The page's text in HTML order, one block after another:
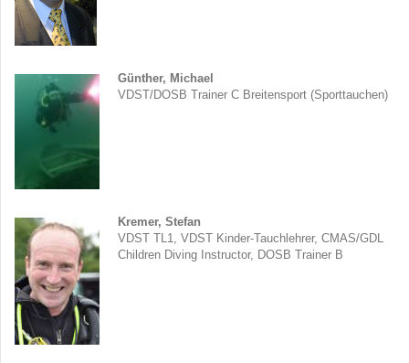
Günther, Michael
VDST/DOSB Trainer C Breitensport (Sporttauchen)
Kremer, Stefan
VDST TL1, VDST Kinder-Tauchlehrer, CMAS/GDL
Children Diving Instructor, DOSB Trainer B